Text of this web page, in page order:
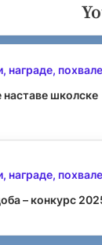
награде,
школске
награде,
– конкурс